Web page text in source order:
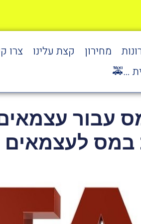
מחירון קצת עלינו
צרו
…🚕
עבור עצמאים
במס לעצמאים